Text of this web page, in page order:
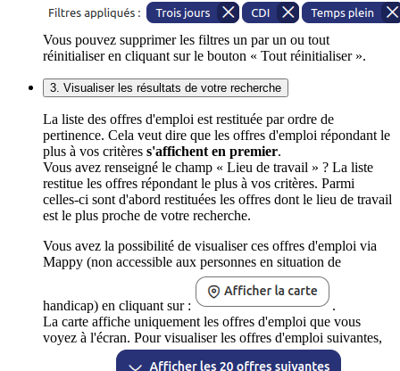
Vous pouvez supprimer les filtres un par un ou tout
réinitialiser en cliquant sur le bouton « Tout réinitialiser ».
3. Visualiser les résultats de votre recherche
La liste des offres d'emploi est restituée par ordre de
pertinence. Cela veut dire que les offres d'emploi répondant le
plus à vos critères s'affichent en premier.
Vous avez renseigné le champ « Lieu de travail » ? La liste
restitue les offres répondant le plus à vos critères. Parmi
celles-ci sont d'abord restituées les offres dont le lieu de travail
est le plus proche de votre recherche.
Vous avez la possibilité de visualiser ces offres d'emploi via
Mappy (non accessible aux personnes en situation de
handicap) en cliquant sur :
.
La carte affiche uniquement les offres d'emploi que vous
voyez à l'écran. Pour visualiser les offres d'emploi suivantes,